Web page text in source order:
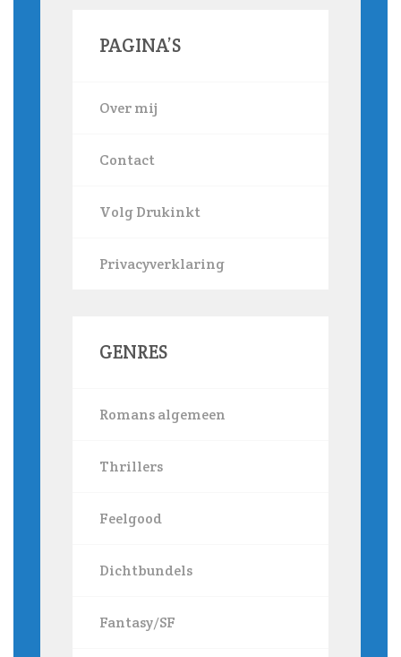
PAGINA’S
Over mij
Contact
Volg Drukinkt
Privacyverklaring
GENRES
Romans algemeen
Thrillers
Feelgood
Dichtbundels
Fantasy/SF